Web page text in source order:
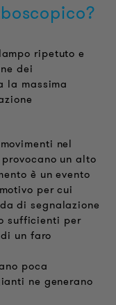
ripetuto e
dei
la massima
nel
un alto
è un evento
per cui
di segnalazione
sufficienti per
un faro
poca
ne generano